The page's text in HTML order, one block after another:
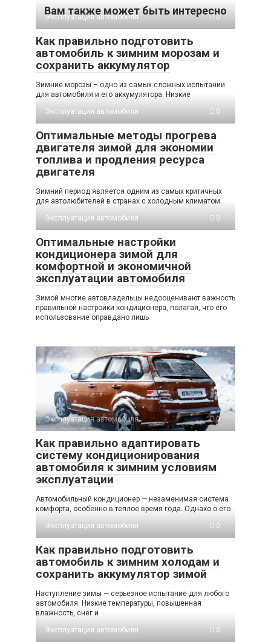
Вам также может быть интересно
Эксплуатация автомобиля 0
Как правильно подготовить
автомобиль к зимним морозам и
сохранить аккумулятор
Зимние морозы – одно из самых сложных испытаний
для автомобиля и его аккумулятора. Низкие
Эксплуатация автомобиля
0
Оптимальные методы прогрева
двигателя зимой для экономии
топлива и продления ресурса
двигателя
Зимний период является одним из самых критичных
для автолюбителей в странах с холодным климатом.
Эксплуатация автомобиля
0
Оптимальные настройки
кондиционера зимой для
комфортной и экономичной
эксплуатации автомобиля
Зимой многие автовладельцы недооценивают важность
правильной настройки кондиционера, полагая, что его
использование оправдано лишь
Эксплуатация автомобиля 0
Как правильно адаптировать
систему кондиционирования
автомобиля к зимним условиям
эксплуатации
Автомобильный кондиционер — незаменимая система
комфорта, особенно в тёплое время года. Однако о его
Эксплуатация автомобиля
0
Как правильно подготовить
автомобиль к зимним холодам и
сохранить аккумулятор зимой
Наступление зимы — серьезное испытание для любого
автомобиля. Низкие температуры, повышенная
влажность, снег и
Эксплуатация автомобиля
0